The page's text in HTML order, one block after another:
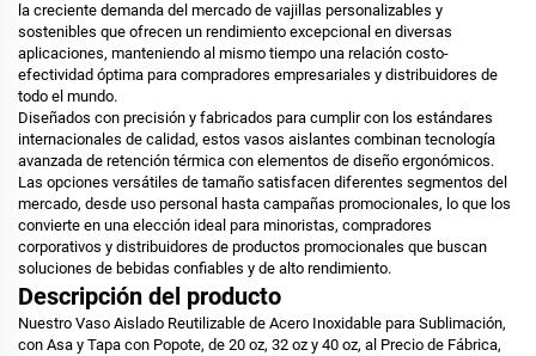
la creciente demanda del mercado de vajillas personalizables y
sostenibles que ofrecen un rendimiento excepcional en diversas
aplicaciones, manteniendo al mismo tiempo una relación costo-
efectividad óptima para compradores empresariales y distribuidores de
todo el mundo.
Diseñados con precisión y fabricados para cumplir con los estándares
internacionales de calidad, estos vasos aislantes combinan tecnología
avanzada de retención térmica con elementos de diseño ergonómicos.
Las opciones versátiles de tamaño satisfacen diferentes segmentos del
mercado, desde uso personal hasta campañas promocionales, lo que los
convierte en una elección ideal para minoristas, compradores
corporativos y distribuidores de productos promocionales que buscan
soluciones de bebidas confiables y de alto rendimiento.
Descripción del producto
Nuestro Vaso Aislado Reutilizable de Acero Inoxidable para Sublimación,
con Asa y Tapa con Popote, de 20 oz, 32 oz y 40 oz, al Precio de Fábrica,